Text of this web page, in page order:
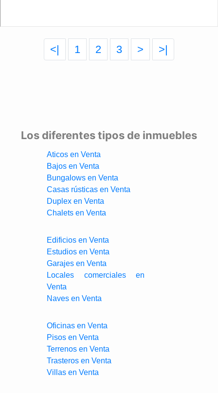
<| 1 2 3 > >|
Los diferentes tipos de inmuebles
Aticos en Venta
Bajos en Venta
Bungalows en Venta
Casas rústicas en Venta
Duplex en Venta
Chalets en Venta
Edificios en Venta
Estudios en Venta
Garajes en Venta
Locales comerciales en
Venta
Naves en Venta
Oficinas en Venta
Pisos en Venta
Terrenos en Venta
Trasteros en Venta
Villas en Venta